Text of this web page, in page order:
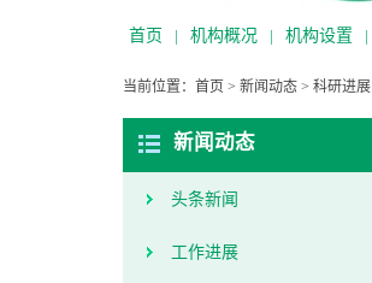
首页 | 机构概况 | 机构设置 |
当前位置： 首页 > 新闻动态 > 科研进展
新闻动态
头条新闻
工作进展